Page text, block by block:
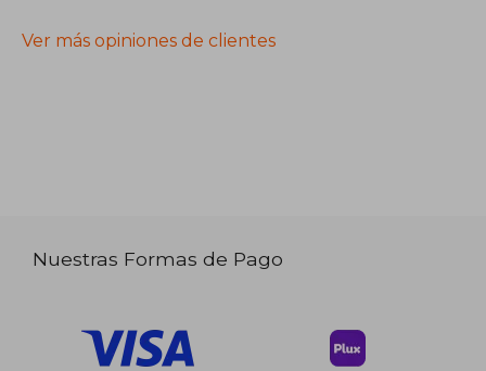
Ver más opiniones de clientes
Nuestras Formas de Pago